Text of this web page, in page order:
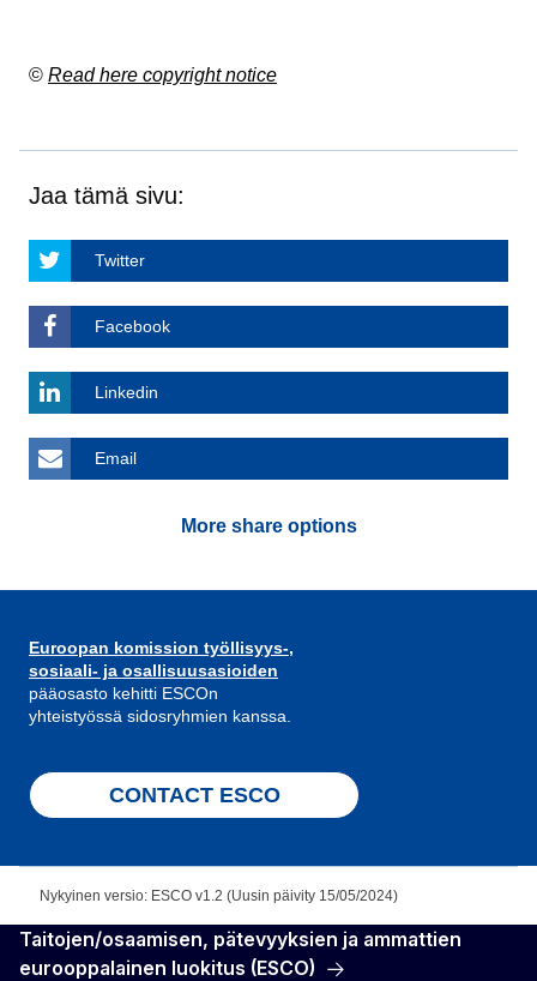
© Read here copyright notice
Jaa tämä sivu:
Twitter
Facebook
Linkedin
Email
More share options
Euroopan komission työllisyys-,
sosiaali- ja osallisuusasioiden
pääosasto kehitti ESCOn
yhteistyössä sidosryhmien kanssa.
CONTACT ESCO
Nykyinen versio: ESCO v1.2 (Uusin päivity 15/05/2024)
Taitojen/osaamisen, pätevyyksien ja ammattien
eurooppalainen luokitus (ESCO)